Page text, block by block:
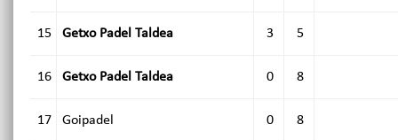
15 Getxo Padel Taldea 3 5
16 Getxo Padel Taldea 0 8
17 Goipadel 0 8